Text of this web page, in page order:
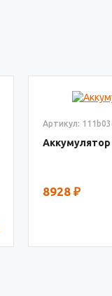
Артикул:
Аккумулятор
8928 ₽